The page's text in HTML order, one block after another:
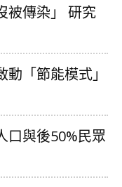
被傳染」 研究
「節能模式」
口與後50%民眾